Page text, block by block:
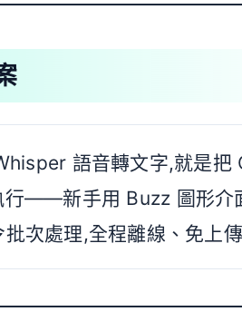
語音轉文字,就是把
行——新手用 Buzz 圖形介
次處理,全程離線、免上